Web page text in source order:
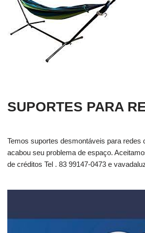
SUPORTES PARA
Temos suportes desmontáveis para redes
acabou seu problema de espaço.
de créditos Tel . 83 99147-0473 e